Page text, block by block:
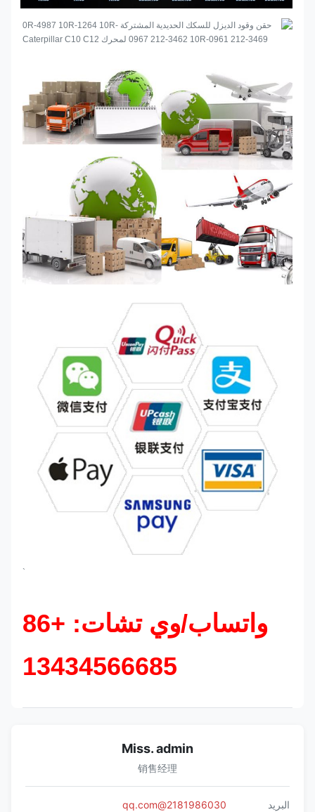
`
واتساب/وي تشات: +86
13434566685
Miss. admin
销售经理
البريد
2181986030@qq.com